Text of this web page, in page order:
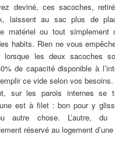
deviné, ces sacoches,
laissent au sac plus de
matériel ou tout simplement
habits. Rien ne vous
lorsque les deux sacoches
de capacité disponible à
ce vide selon vos besoins.
sur les parois internes se
est à filet : bon pour y
autre chose. L’autre,
réservé au logement